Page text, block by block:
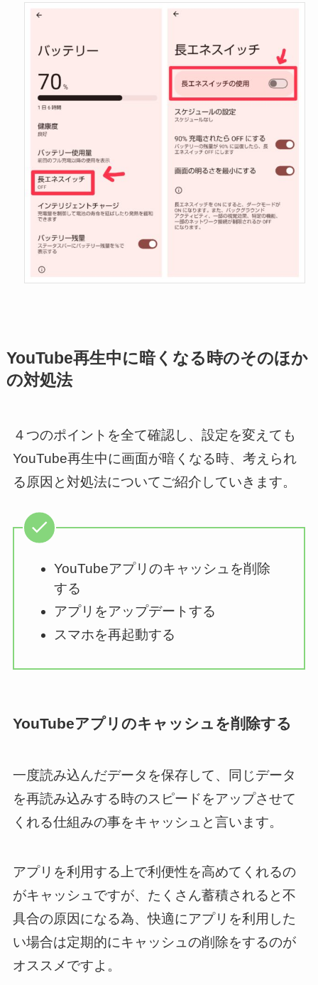
YouTube再生中に暗くなる時のそのほか
の対処法
４つのポイントを全て確認し、設定を変えても
YouTube再生中に画面が暗くなる時、考えられ
る原因と対処法についてご紹介していきます。
YouTubeアプリのキャッシュを削除
する
アプリをアップデートする
スマホを再起動する
YouTubeアプリのキャッシュを削除する
一度読み込んだデータを保存して、同じデータ
を再読み込みする時のスピードをアップさせて
くれる仕組みの事をキャッシュと言います。
アプリを利用する上で利便性を高めてくれるの
がキャッシュですが、たくさん蓄積されると不
具合の原因になる為、快適にアプリを利用した
い場合は定期的にキャッシュの削除をするのが
オススメですよ。